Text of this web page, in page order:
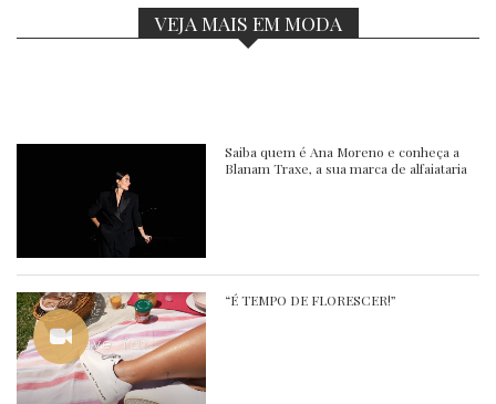
VEJA MAIS EM MODA
Saiba quem é Ana Moreno e conheça a
Blanam Traxe, a sua marca de alfaiataria
“É TEMPO DE FLORESCER!”